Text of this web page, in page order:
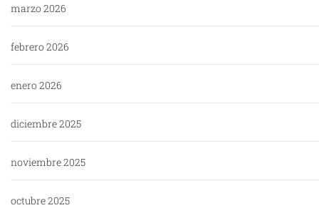
marzo 2026
febrero 2026
enero 2026
diciembre 2025
noviembre 2025
octubre 2025